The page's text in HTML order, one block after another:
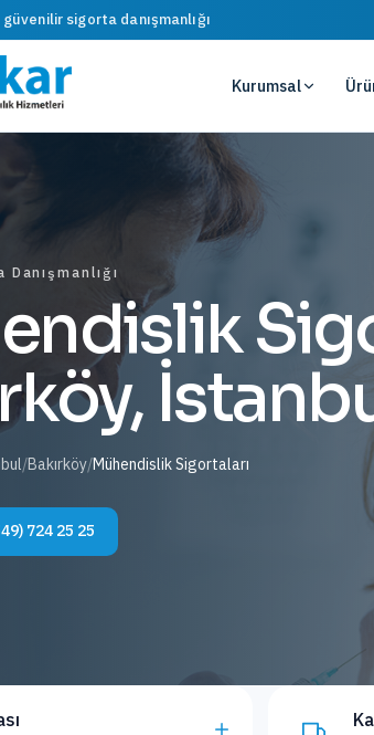
sigorta danışmanlığı
Kurumsal
/Bakırköy/Mühendislik Sigortaları
724 25 25